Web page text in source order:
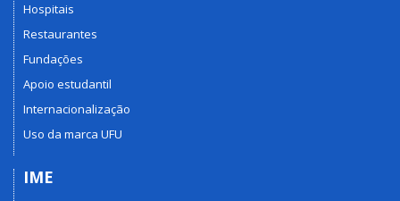
Hospitais
Restaurantes
Fundações
Apoio estudantil
Internacionalização
Uso da marca UFU
IME